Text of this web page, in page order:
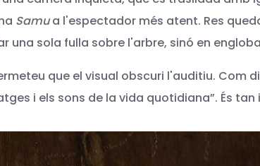
Samua l'espectador més atent. Res
sola fulla sobre l'arbre, sinó en
que el visual obscuri l'auditiu. Com
i els sons de la vida quotidiana”. És